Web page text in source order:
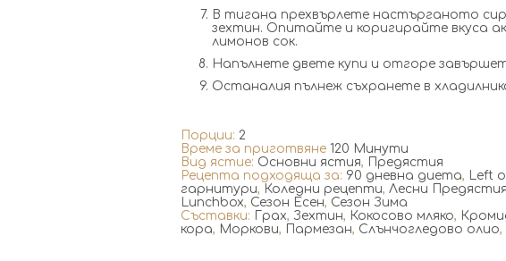
В тигана прехвърлете настърганото
зехтин. Опитайте и коригирайте вкуса
лимонов сок.
Напълнете двете купи и отгоре
Останалия пълнеж съхранете в
Порции: 2
Време за приготвяне 120 Минути
Вид ястие: Основни ястия, Предястия
Рецепта подходяща за: 90 дневна диета, Left
гарнитури, Коледни рецепти, Лесни Предястия
Lunchbox, Сезон Есен, Сезон Зима
Съставки: Грах, Зехтин, Кокосово мляко,
кора, Моркови, Пармезан, Слънчогледово олио,